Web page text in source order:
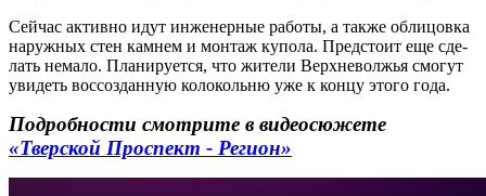
Сей­час ак­тив­но идут ин­же­нер­ные ра­бо­ты, а также об­ли­цов­ка
на­руж­ных стен кам­нем и мон­таж ку­по­ла. Пред­сто­ит еще сде­
лать нема­ло. Пла­ни­ру­ет­ся, что жи­те­ли Верх­не­вол­жья смо­гут
уви­деть вос­со­здан­ную ко­ло­коль­ню уже к концу этого года.
Подробности смотрите в видеосюжете
«Тверской Проспект - Регион»